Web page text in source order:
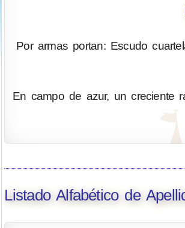
Por armas portan: Escudo
En campo de azur, un creciente
Listado Alfabético de